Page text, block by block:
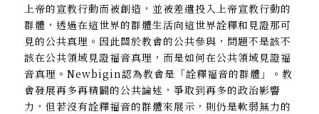
上帝的宣教行動而被創造，並被差遣投入上帝宣教行動的
群體，透過在這世界的群體生活向這世界詮釋和見證那可
見的公共真理。因此關於教會的公共參與，問題不是該不
該在公共領域見證福音真理，而是如何在公共領域見證福
音真理。Newbigin認為教會是「詮釋福音的群體」。教
會發展再多再精闢的公共論述，爭取到再多的政治影響
力，但若沒有詮釋福音的群體來展示，則仍是軟弱無力的